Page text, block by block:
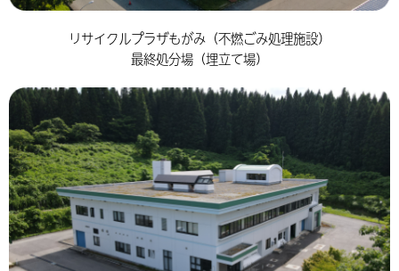
リサイクルプラザもがみ（不燃ごみ処理施設）
最終処分場（埋立て場）